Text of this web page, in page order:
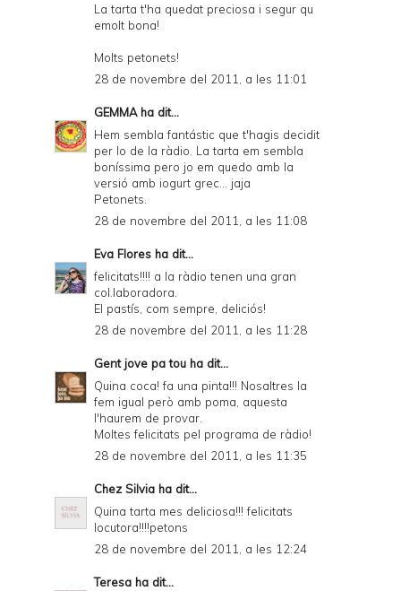
La tarta t'ha quedat preciosa i segur qu
emolt bona!
Molts petonets!
28 de novembre del 2011, a les 11:01
GEMMAha dit...
Hem sembla fantástic que t'hagis decidit
per lo de la ràdio. La tarta em sembla
boníssima pero jo em quedo amb la
versió amb iogurt grec... jaja
Petonets.
28 de novembre del 2011, a les 11:08
Eva Flores ha dit...
felicitats!!!! a la ràdio tenen una gran
col.laboradora.
El pastís, com sempre, deliciós!
28 de novembre del 2011, a les 11:28
Gent jove pa tou ha dit...
Quina coca! fa una pinta!!! Nosaltres la
fem igual però amb poma, aquesta
l'haurem de provar.
Moltes felicitats pel programa de ràdio!
28 de novembre del 2011, a les 11:35
Chez Silvia ha dit...
Quina tarta mes deliciosa!!! felicitats
locutora!!!!petons
28 de novembre del 2011, a les 12:24
Teresa ha dit...